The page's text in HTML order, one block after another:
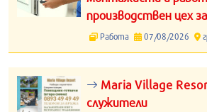
производствен цех
Работа 07/08/2026
Maria Village
служители